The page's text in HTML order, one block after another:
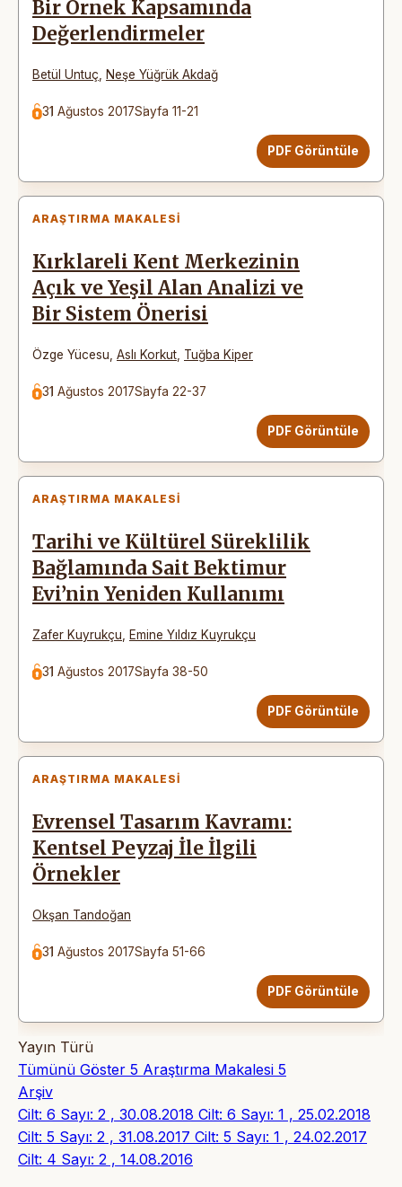
Bir Örnek Kapsamında
Değerlendirmeler
Betül Untuç Neşe Yüğrük Akdağ
31 Ağustos 2017Sayfa 11-21
PDF Görüntüle
ARAŞTIRMA MAKALESI
Kırklareli Kent Merkezinin
Açık ve Yeşil Alan Analizi ve
Bir Sistem Önerisi
Özge Yücesu Aslı Korkut Tuğba Kiper
31 Ağustos 2017Sayfa 22-37
PDF Görüntüle
ARAŞTIRMA MAKALESI
Tarihi ve Kültürel Süreklilik
Bağlamında Sait Bektimur
Evi’nin Yeniden Kullanımı
Zafer Kuyrukçu Emine Yıldız Kuyrukçu
31 Ağustos 2017Sayfa 38-50
PDF Görüntüle
ARAŞTIRMA MAKALESI
Evrensel Tasarım Kavramı:
Kentsel Peyzaj İle İlgili
Örnekler
Okşan Tandoğan
31 Ağustos 2017Sayfa 51-66
PDF Görüntüle
Yayın Türü
Tümünü Göster 5 Araştırma Makalesi 5
Arşiv
Cilt: 6 Sayı: 2 , 30.08.2018 Cilt: 6 Sayı: 1 , 25.02.2018
Cilt: 5 Sayı: 2 , 31.08.2017 Cilt: 5 Sayı: 1 , 24.02.2017
Cilt: 4 Sayı: 2 , 14.08.2016